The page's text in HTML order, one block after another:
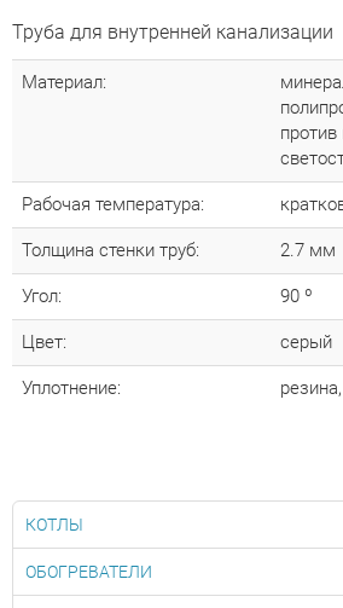
Труба для внутренней канализации
Материал:
против
Рабочая температура:
Толщина стенки труб: 2.7 мм
Угол: 90 º
Цвет: серый
Уплотнение:
КОТЛЫ
ОБОГРЕВАТЕЛИ